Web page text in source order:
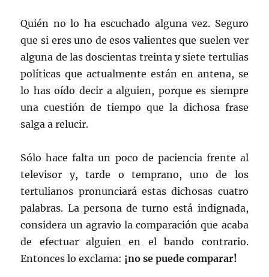
Quién no lo ha escuchado alguna vez. Seguro
que si eres uno de esos valientes que suelen ver
alguna de las doscientas treinta y siete tertulias
políticas que actualmente están en antena, se
lo has oído decir a alguien, porque es siempre
una cuestión de tiempo que la dichosa frase
salga a relucir.
Sólo hace falta un poco de paciencia frente al
televisor y, tarde o temprano, uno de los
tertulianos pronunciará estas dichosas cuatro
palabras. La persona de turno está indignada,
considera un agravio la comparación que acaba
de efectuar alguien en el bando contrario.
Entonces lo exclama: ¡no se puede comparar!